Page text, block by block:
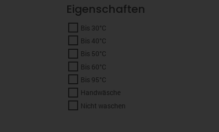
Eigenschaften
Bis 30°C
Bis 40°C
Bis 50°C
Bis 60°C
Bis 95°C
Handwäsche
Nicht waschen